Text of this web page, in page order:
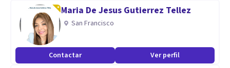
vivido del consultante para comprender los significados
asociados a su motivo de consulta. Las siguientes sesiones
se centran en la apropiación narrativa que el consultante
hará de su experiencia, para finalmente generar el cambio
Maria De Jesus Gutierrez Tellez
San Francisco
Contactar Ver perfil